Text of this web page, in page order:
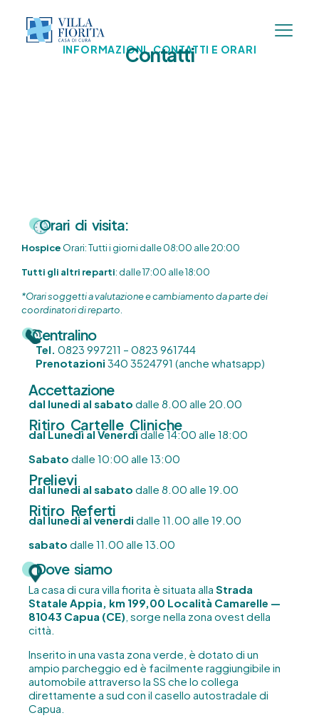
INFORMAZIONI, CONTATTI E ORARI
Contatti
Orari di visita:
Hospice Orari: Tutti i giorni dalle 08:00 alle 20:00
Tutti gli altri reparti: dalle 17:00 alle 18:00
*Orari soggetti a valutazione e cambiamento da parte dei
coordinatori di reparto.
Centralino
Tel. 0823 997211 – 0823 961744
Prenotazioni 340 3524791 (anche whatsapp)
Accettazione
dal lunedi al sabato dalle 8.00 alle 20.00
Ritiro Cartelle Cliniche
dal Lunedì al Venerdìdalle 14:00 alle 18:00
Sabato dalle 10:00 alle 13:00
Prelievi
dal lunedi al sabato dalle 8.00 alle 19.00
Ritiro Referti
dal lunedi al venerdi dalle 11.00 alle 19.00
sabato dalle 11.00 alle 13.00
Dove siamo
La casa di cura villa fiorita è situata alla Strada
Statale Appia, km 199,00 Località Camarelle —
81043 Capua (CE), sorge nella zona ovest della
città.
Inserito in una vasta zona verde, è dotato di un
ampio parcheggio ed è facilmente raggiungibile in
automobile attraverso la SS che lo collega
direttamente a sud con il casello autostradale di
Capua.